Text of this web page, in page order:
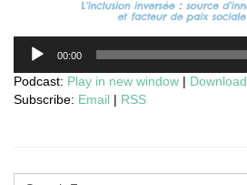
Audio
Player
00:00
Podcast: Play in new window | Download
Subscribe: Email | RSS